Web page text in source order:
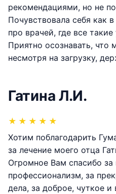
рекомендациями, но не
Почувствовала себя как
про врачей, где все
Приятно осознавать, что
несмотря на загрузку,
Гатина Л.И.
★ ★ ★ ★ ★
Хотим поблагодарить
за лечение моего отца
Огромное Вам спасибо за
профессионализм, за
дела, за доброе, чуткое